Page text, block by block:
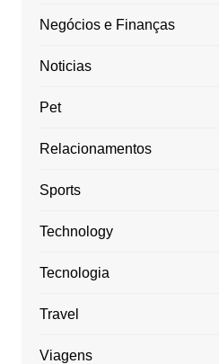
Negócios e Finanças
Noticias
Pet
Relacionamentos
Sports
Technology
Tecnologia
Travel
Viagens